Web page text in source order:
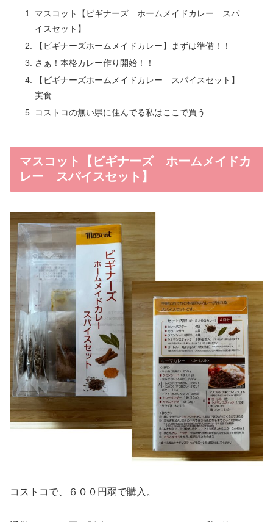
マスコット【ビギナーズ ホームメイドカレー スパ
イスセット】
【ビギナーズホームメイドカレー】まずは準備！！
さぁ！本格カレー作り開始！！
【ビギナーズホームメイドカレー スパイスセット】
実食
コストコの無い県に住んでる私はここで買う
マスコット【ビギナーズ ホームメイドカ
レー スパイスセット】
コストコで、６００円弱で購入。